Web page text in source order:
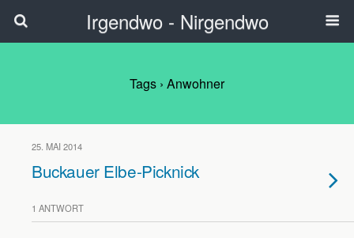
Irgendwo - Nirgendwo
Tags › Anwohner
25. MAI 2014
Buckauer Elbe-Picknick
1 ANTWORT